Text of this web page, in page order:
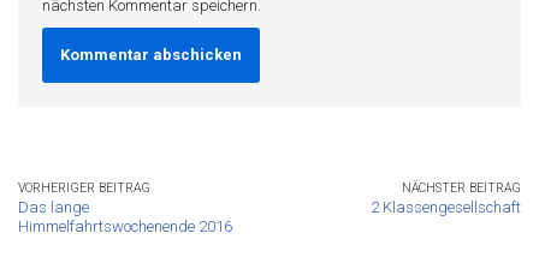
nächsten Kommentar speichern.
VORHERIGER BEITRAG
Das lange
Himmelfahrtswochenende 2016
NÄCHSTER BEITRAG
2 Klassengesellschaft